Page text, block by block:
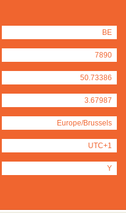
BE
7890
50.73386
3.67987
Europe/Brussels
UTC+1
Y